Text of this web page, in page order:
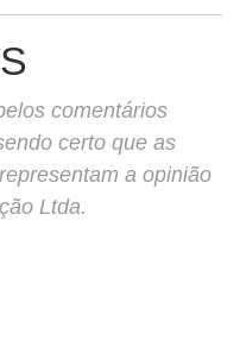
comentários
certo que as
a opinião
Ltda.